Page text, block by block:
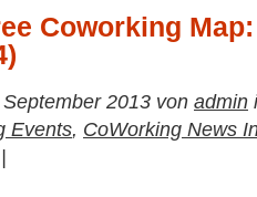
Coworking
2013 von admin
Events, CoWorking News